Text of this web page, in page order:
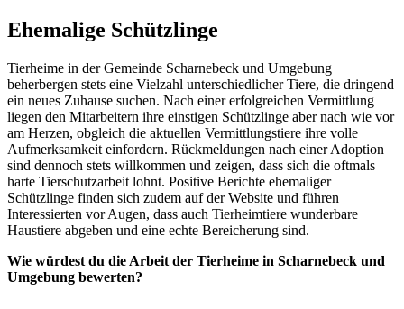
Ehemalige Schützlinge
Tierheime in der Gemeinde Scharnebeck und Umgebung
beherbergen stets eine Vielzahl unterschiedlicher Tiere, die dringend
ein neues Zuhause suchen. Nach einer erfolgreichen Vermittlung
liegen den Mitarbeitern ihre einstigen Schützlinge aber nach wie vor
am Herzen, obgleich die aktuellen Vermittlungstiere ihre volle
Aufmerksamkeit einfordern. Rückmeldungen nach einer Adoption
sind dennoch stets willkommen und zeigen, dass sich die oftmals
harte Tierschutzarbeit lohnt. Positive Berichte ehemaliger
Schützlinge finden sich zudem auf der Website und führen
Interessierten vor Augen, dass auch Tierheimtiere wunderbare
Haustiere abgeben und eine echte Bereicherung sind.
Wie würdest du die Arbeit der Tierheime in Scharnebeck und
Umgebung bewerten?